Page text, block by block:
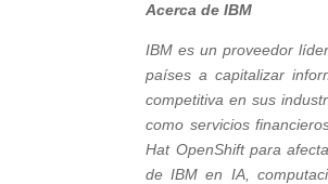
Acerca de IBM
IBM es un proveedor
países a capitalizar
competitiva en sus
como servicios
Hat OpenShift para
de IBM en IA,